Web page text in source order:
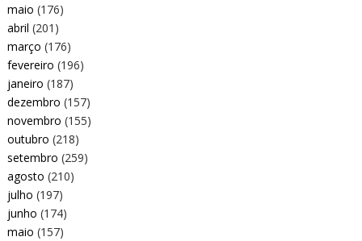
maio (176)
abril (201)
março (176)
fevereiro (196)
janeiro (187)
dezembro (157)
novembro (155)
outubro (218)
setembro (259)
agosto (210)
julho (197)
junho (174)
maio (157)